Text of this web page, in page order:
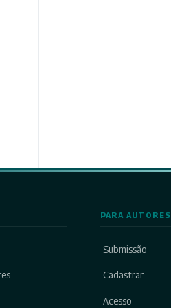
PARA AUTORES
Submissão
Cadastrar
Acesso